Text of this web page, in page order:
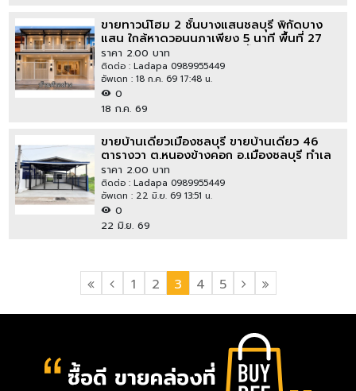
ขายทาวน์โฮม 2 ชั้นบางแสนชลบุรี พิกัดบาง
แสน ใกล้หาดวอนนภาเพียง 5 นาที พื้นที่ 27
ตารางวา 2 ห้องนอน 2 ห้องน้ำ
ราคา 2.00 บาท
ติดต่อ : Ladapa 0989955449
อัพเดท : 18 ก.ค. 69 17:48 น.
0
18 ก.ค. 69
ขายบ้านเดี่ยวเมืองชลบุรี ขายบ้านเดี่ยว 46
ตารางวา ต.หนองข้างคอก อ.เมืองชลบุรี ทำเล
ค้าขาย ด้านหน้าติดถนนเมน ด้านหลังติดถนน
ซอย
ราคา 2.00 บาท
ติดต่อ : Ladapa 0989955449
อัพเดท : 22 มิ.ย. 69 13:51 น.
0
22 มิ.ย. 69
1 2 3 4 5